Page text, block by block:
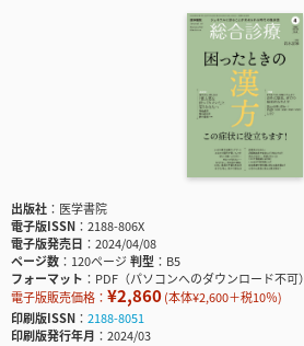
出版社
医学書院
電子版ISSN
2188-806X
電子版発売日
2024/04/08
ページ数
120ページ判型
B5
フォーマット
PDF（パソコンへのダウンロード不可）
電子版販売価格： ¥2,860(本体¥2,600＋税10％)
印刷版ISSN
2188-8051
印刷版発行年月
2024/03